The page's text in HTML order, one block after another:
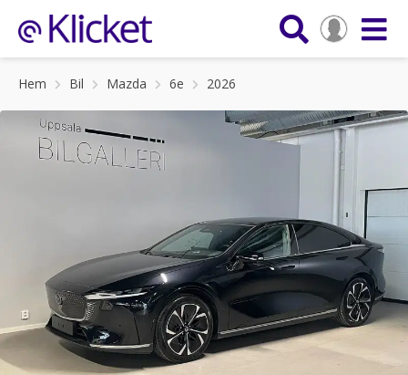
Hem Bil Mazda 6e 2026